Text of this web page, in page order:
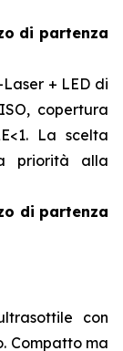
di partenza
+ LED di
copertura
La scelta
priorità alla
di partenza
con
Compatto ma